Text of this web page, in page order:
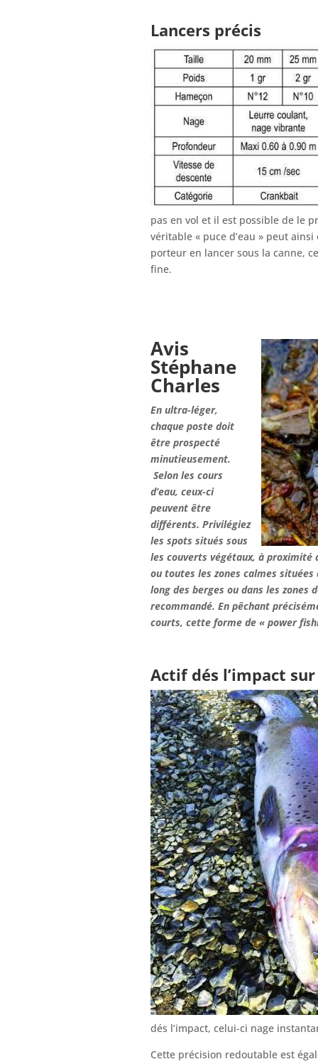
Lancers précis
pas en vol et il est possible de le
véritable « puce d’eau » peut
porteur en lancer sous la canne,
fine.
Avis
Stéphane
Charles
En ultra-léger,
chaque poste doit
être prospecté
minutieusement.
Selon les cours
d’eau, ceux-ci
peuvent être
différents. Privilégiez
les spots situés sous
les couverts végétaux, à proximité
ou toutes les zones calmes
long des berges ou dans les
recommandé. En pêchant
courts, cette forme de « power
Actif dés l’impact sur
dés l’impact, celui-ci nage
Cette précision redoutable est